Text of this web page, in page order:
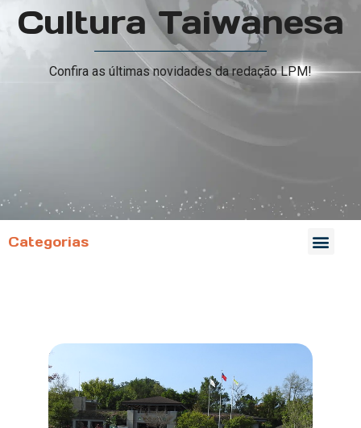
Cultura Taiwanesa
Confira as últimas novidades da redação LPM!
Categorias